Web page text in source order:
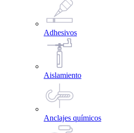
Adhesivos
Aislamiento
Anclajes químicos